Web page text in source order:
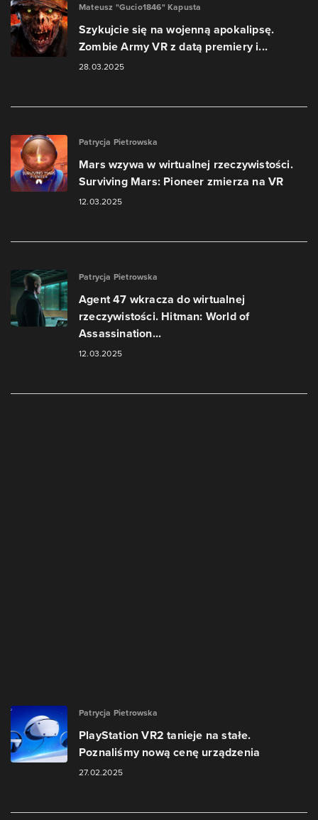
Mateusz "Gucio1846" Kapusta
Szykujcie się na wojenną apokalipsę.
Zombie Army VR z datą premiery i...
28.03.2025
Patrycja Pietrowska
Mars wzywa w wirtualnej rzeczywistości.
Surviving Mars: Pioneer zmierza na VR
12.03.2025
Patrycja Pietrowska
Agent 47 wkracza do wirtualnej
rzeczywistości. Hitman: World of
Assassination...
12.03.2025
Patrycja Pietrowska
PlayStation VR2 tanieje na stałe.
Poznaliśmy nową cenę urządzenia
27.02.2025